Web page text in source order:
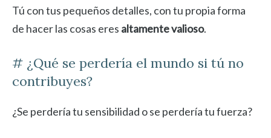
Tú con tus pequeños detalles, con tu propia forma
de hacer las cosas eres altamente valioso.
# ¿Qué se perdería el mundo si tú no
contribuyes?
¿Se perdería tu sensibilidad o se perdería tu fuerza?